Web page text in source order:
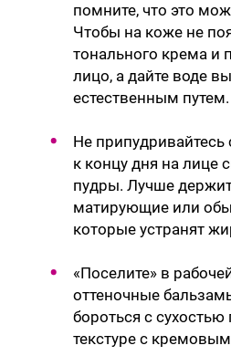
помните, что это
Чтобы на коже не
тонального крема и
лицо, а дайте воде
естественным путем.
Не
к концу дня на лице
пудры. Лучше
матирующие или
которые устранят
«Поселите» в
оттеночные
бороться с сухостью
текстуре с